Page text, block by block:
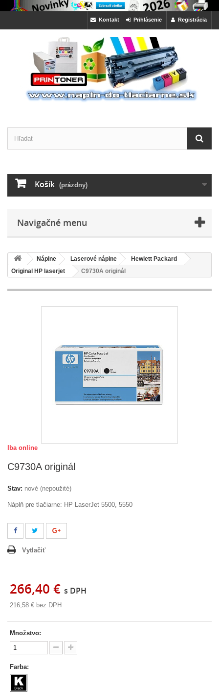
Registrácia
Prihlásenie
Kontakt
Košík (prázdny)
Navigačné menu
Náplne Laserové náplne
Hewlett Packard
Original HP laserjet
C9730A originál
Iba online
C9730A originál
Stav: nové (nepoužité)
Náplň pre tlačiarne: HP LaserJet 5500, 5550
Vytlačiť
266,40 € s DPH
216,58 € bez DPH
Množstvo:
Farba: